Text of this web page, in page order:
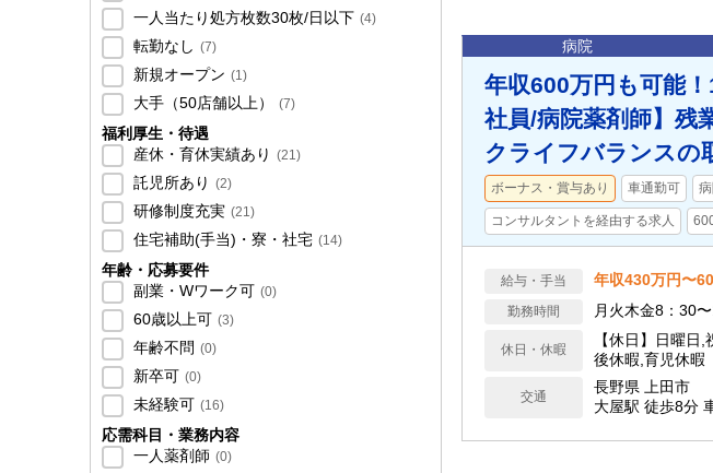
一人当たり処方枚数30枚/日以下 (4)
転勤なし (7)
新規オープン (1)
大手（50店舗以上） (7)
福利厚生・待遇
産休・育休実績あり (21)
託児所あり (2)
研修制度充実 (21)
住宅補助(手当)・寮・社宅 (14)
年齢・応募要件
副業・Wワーク可 (0)
60歳以上可 (3)
年齢不問 (0)
新卒可 (0)
未経験可 (16)
応需科目・業務内容
一人薬剤師 (0)
病院
年収600万円も可能
社員/病院薬剤師】残
クライフバランスの
ボーナス・賞与あり 車通勤可
コンサルタントを経由する求人
給与・手当 年収430万円〜
勤務時間 月火木金8：30
休日・休暇
【休日】日曜
後休暇,育児休暇
交通
長野県 上田市
大屋駅 徒歩8分